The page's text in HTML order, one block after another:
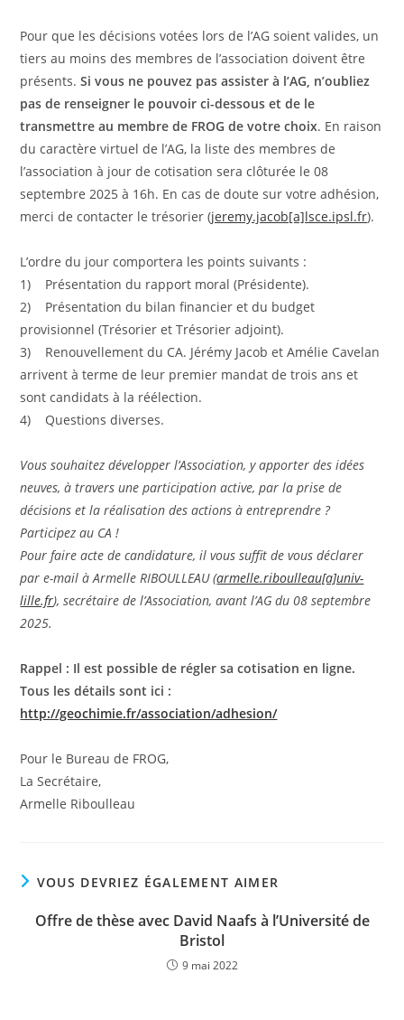
Pour que les décisions votées lors de l’AG soient valides, un
tiers au moins des membres de l’association doivent être
présents. Si vous ne pouvez pas assister à l’AG, n’oubliez
pas de renseigner le pouvoir ci-dessous et de le
transmettre au membre de FROG de votre choix. En raison
du caractère virtuel de l’AG, la liste des membres de
l’association à jour de cotisation sera clôturée le 08
septembre 2025 à 16h. En cas de doute sur votre adhésion,
merci de contacter le trésorier (jeremy.jacob[a]lsce.ipsl.fr).
L’ordre du jour comportera les points suivants :
1) Présentation du rapport moral (Présidente).
2) Présentation du bilan financier et du budget
provisionnel (Trésorier et Trésorier adjoint).
3) Renouvellement du CA. Jérémy Jacob et Amélie Cavelan
arrivent à terme de leur premier mandat de trois ans et
sont candidats à la réélection.
4) Questions diverses.
Vous souhaitez développer l’Association, y apporter des idées
neuves, à travers une participation active, par la prise de
décisions et la réalisation des actions à entreprendre ?
Participez au CA !
Pour faire acte de candidature, il vous suffit de vous déclarer
par e-mail à Armelle RIBOULLEAU (armelle.riboulleau[a]univ-
lille.fr), secrétaire de l’Association, avant l’AG du 08 septembre
2025.
Rappel : Il est possible de régler sa cotisation en ligne.
Tous les détails sont ici :
http://geochimie.fr/association/adhesion/
Pour le Bureau de FROG,
La Secrétaire,
Armelle Riboulleau
VOUS DEVRIEZ ÉGALEMENT AIMER
Offre de thèse avec David Naafs à l’Université de
Bristol
9 mai 2022